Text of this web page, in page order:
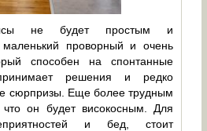
не будет простым и
проворный и очень
способен на спонтанные
решения и редко
сюрпризы. Еще более трудным
он будет високосным. Для
и бед, стоит